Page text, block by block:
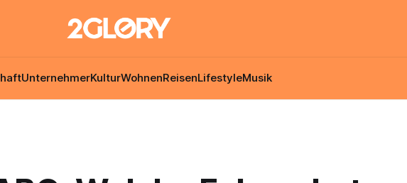
UnternehmerKulturWohnenReisenLifestyleMusik